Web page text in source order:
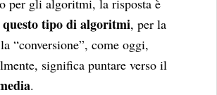
questo tipo di algoritmi, per la
“conversione”, come oggi,
significa puntare verso il
.